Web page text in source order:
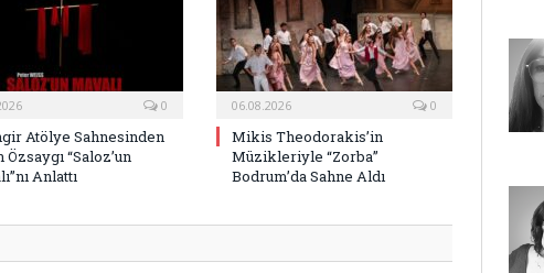
0
Atölye Sahnesinden
Özsaygı “Saloz’un
Anlattı
06.08.2026 0
Mikis Theodorakis’in
Müzikleriyle “Zorba”
Bodrum’da Sahne Aldı